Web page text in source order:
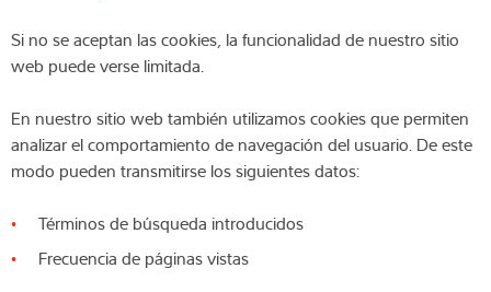
Si no se aceptan las cookies, la funcionalidad de nuestro sitio
web puede verse limitada.
En nuestro sitio web también utilizamos cookies que permiten
analizar el comportamiento de navegación del usuario. De este
modo pueden transmitirse los siguientes datos:
Términos de búsqueda introducidos
Frecuencia de páginas vistas